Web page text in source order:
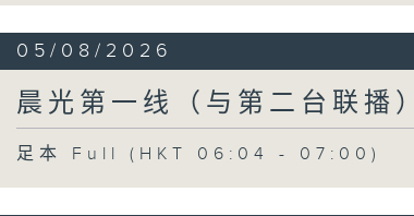
05/08/2026
晨光第一线（与第二台联播）
足本 Full (HKT 06:04 - 07:00)